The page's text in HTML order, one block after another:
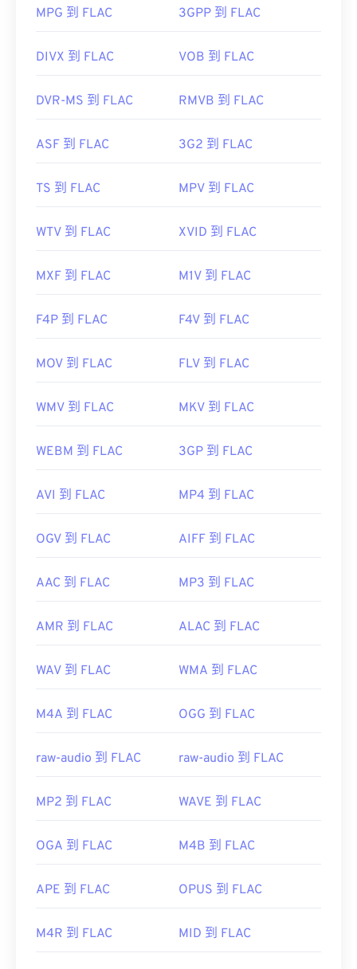
开发者： Xiph.Org 基金会
有用的链接：
https://en.wikipedia.org/wiki/FLAC
MPG 到 FLAC 3GPP 到 FLAC
DIVX 到 FLAC VOB 到 FLAC
DVR-MS 到 FLAC RMVB 到 FLAC
ASF 到 FLAC 3G2 到 FLAC
TS 到 FLAC MPV 到 FLAC
WTV 到 FLAC XVID 到 FLAC
MXF 到 FLAC M1V 到 FLAC
F4P 到 FLAC F4V 到 FLAC
MOV 到 FLAC FLV 到 FLAC
WMV 到 FLAC MKV 到 FLAC
WEBM 到 FLAC 3GP 到 FLAC
AVI 到 FLAC MP4 到 FLAC
OGV 到 FLAC AIFF 到 FLAC
AAC 到 FLAC MP3 到 FLAC
AMR 到 FLAC ALAC 到 FLAC
WAV 到 FLAC WMA 到 FLAC
M4A 到 FLAC OGG 到 FLAC
raw-audio 到 FLAC raw-audio 到 FLAC
MP2 到 FLAC WAVE 到 FLAC
OGA 到 FLAC M4B 到 FLAC
APE 到 FLAC OPUS 到 FLAC
M4R 到 FLAC MID 到 FLAC